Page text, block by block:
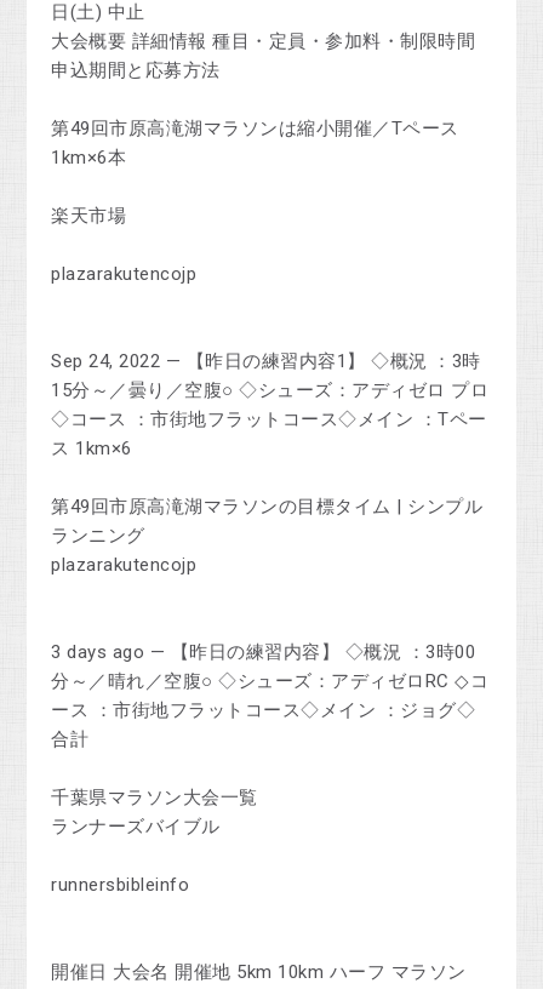
日(土) 中止
‎大会概要 ‎詳細情報 ‎種目・定員・参加料・制限時間 ‎
申込期間と応募方法
第49回市原高滝湖マラソンは縮小開催／Tペース
1km×6本
楽天市場
plazarakutencojp
Sep 24, 2022 — 【昨日の練習内容1】 ◇概況 ：3時
15分～／曇り／空腹○ ◇シューズ：アディゼロ プロ
◇コース ：市街地フラットコース◇メイン ：Tペー
ス 1km×6
第49回市原高滝湖マラソンの目標タイム | シンプル
ランニング
plazarakutencojp
3 days ago — 【昨日の練習内容】 ◇概況 ：3時00
分～／晴れ／空腹○ ◇シューズ：アディゼロRC ◇コ
ース ：市街地フラットコース◇メイン ：ジョグ◇
合計
千葉県マラソン大会一覧
ランナーズバイブル
runnersbibleinfo
開催日 大会名 開催地 5km 10km ハーフ マラソン